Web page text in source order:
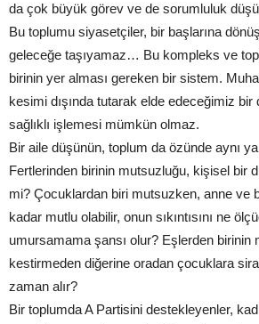
da çok büyük görev ve de sorumluluk
Bu toplumu siyasetçiler, bir başlarına
geleceğe taşıyamaz… Bu kompleks ve
birinin yer alması gereken bir sistem.
kesimi dışında tutarak elde edeceğimiz bir
sağlıklı işlemesi mümkün olmaz.
Bir aile düşünün, toplum da özünde aynı
Fertlerinden birinin mutsuzluğu, kişisel bir
mi? Çocuklardan biri mutsuzken, anne ve
kadar mutlu olabilir, onun sıkıntısını ne
umursamama şansı olur? Eşlerden birinin
kestirmeden diğerine oradan çocuklara
zaman alır?
Bir toplumda A Partisini destekleyenler,